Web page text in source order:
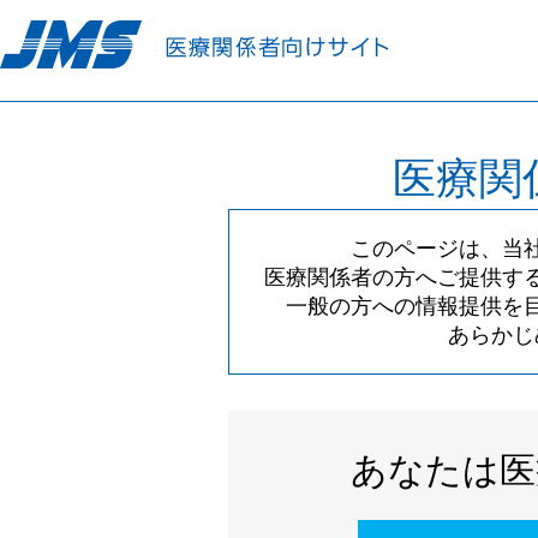
医療
このページは、当
医療関係者の方へご提供す
一般の方への情報提供を
あらか
あなたは